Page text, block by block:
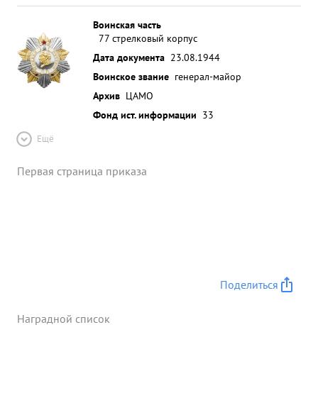
Воинская часть
77 стрелковый корпус
Дата документа 23.08.1944
Воинское звание генерал-майор
Архив ЦАМО
Фонд ист. информации 33
Ещё
Первая страница приказа
Поделиться
Наградной список